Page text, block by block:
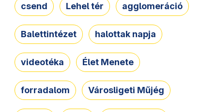
csend Lehel tér agglomeráció
Balettintézet halottak napja
videotéka Élet Menete
forradalom Városligeti Műjég